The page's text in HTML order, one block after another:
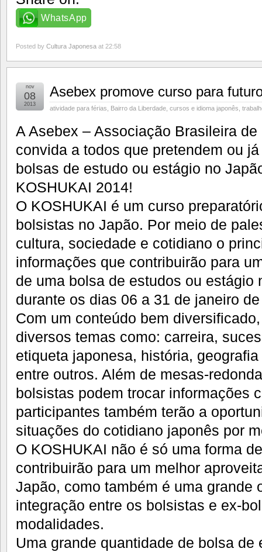
WhatsApp
Posted by Cultura Japonesa at 22:58
Asebex promove curso para
atividade para férias Bairro da Liberdade cursos e idioma japonês
nov
08
2013
A Asebex – Associação Brasileira
convida a todos que pretendem ou
bolsas de estudo ou estágio no
KOSHUKAI 2014!
O KOSHUKAI é um curso
bolsistas no Japão. Por meio de
cultura, sociedade e cotidiano o
informações que contribuirão para
de uma bolsa de estudos ou estágio
durante os dias 06 a 31 de janeiro
Com um conteúdo bem
diversos temas como: carreira,
etiqueta japonesa, história,
entre outros. Além de mesas-
bolsistas podem trocar informações
participantes também terão a
situações do cotidiano japonês por
O KOSHUKAI não é só uma forma
contribuirão para um melhor
Japão, como também é uma grande
integração entre os bolsistas e ex-
modalidades.
Uma grande quantidade de bolsa de